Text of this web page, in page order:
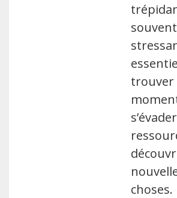
souvent
trouver
choses.